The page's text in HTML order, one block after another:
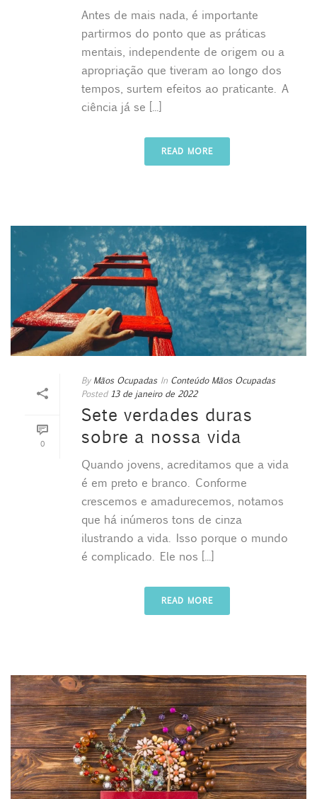
Antes de mais nada, é importante
partirmos do ponto que as práticas
mentais, independente de origem ou a
apropriação que tiveram ao longo dos
tempos, surtem efeitos ao praticante. A
ciência já se [...]
READ MORE
0
By Mãos Ocupadas In Conteúdo Mãos Ocupadas
Posted 13 de janeiro de 2022
Sete verdades duras
sobre a nossa vida
Quando jovens, acreditamos que a vida
é em preto e branco. Conforme
crescemos e amadurecemos, notamos
que há inúmeros tons de cinza
ilustrando a vida. Isso porque o mundo
é complicado. Ele nos [...]
READ MORE